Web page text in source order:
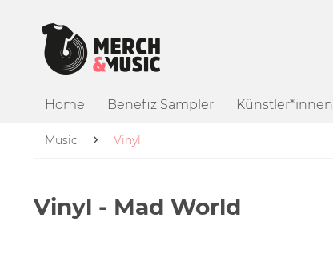
Home Benefiz Sampler Künstler*innen
Music Vinyl
Vinyl - Mad World